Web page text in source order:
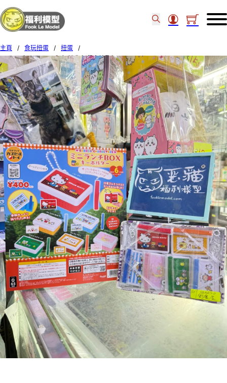
主頁 / 食玩扭蛋 / 扭蛋
/
Benelic 扭蛋 Sanrio角色 迷你午餐盒鑰匙扣 Set of 6 (12)